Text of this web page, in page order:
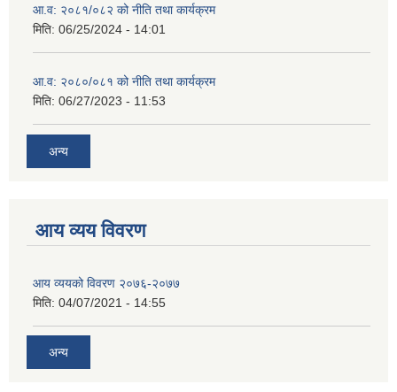
आ.व: २०८१/०८२ को नीति तथा कार्यक्रम
मिति: 06/25/2024 - 14:01
आ.व: २०८०/०८१ को नीति तथा कार्यक्रम
मिति: 06/27/2023 - 11:53
अन्य
आय व्यय विवरण
आय व्ययको विवरण २०७६-२०७७
मिति: 04/07/2021 - 14:55
अन्य